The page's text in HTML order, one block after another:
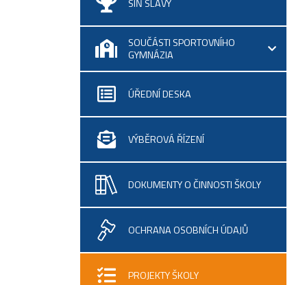
SÍŇ SLÁVY
SOUČÁSTI SPORTOVNÍHO
GYMNÁZIA
ÚŘEDNÍ DESKA
VÝBĚROVÁ ŘÍZENÍ
DOKUMENTY O ČINNOSTI ŠKOLY
OCHRANA OSOBNÍCH ÚDAJŮ
PROJEKTY ŠKOLY